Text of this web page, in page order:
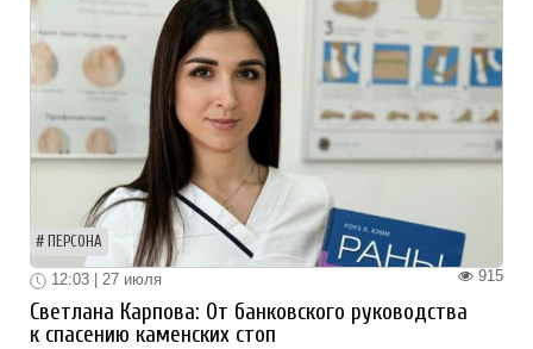
ПЕРСОНА
915
12:03 | 27 июля
Светлана Карпова: От банковского руководства
к спасению каменских стоп